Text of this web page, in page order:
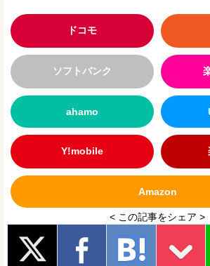
ドコモ
ソフトバンク
ahamo
Y!mobile
Amazon
< この記事をシェア >